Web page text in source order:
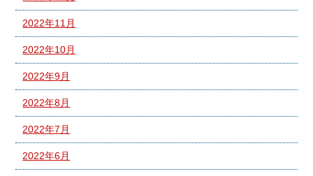
2022年11月
2022年10月
2022年9月
2022年8月
2022年7月
2022年6月